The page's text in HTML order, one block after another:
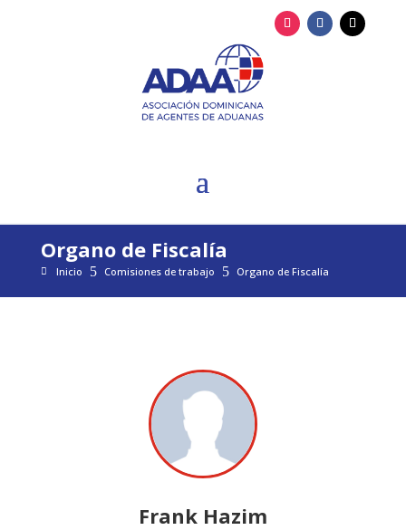
Organo de Fiscalía
Inicio 5 Comisiones de trabajo 5 Organo de Fiscalía
Frank Hazim